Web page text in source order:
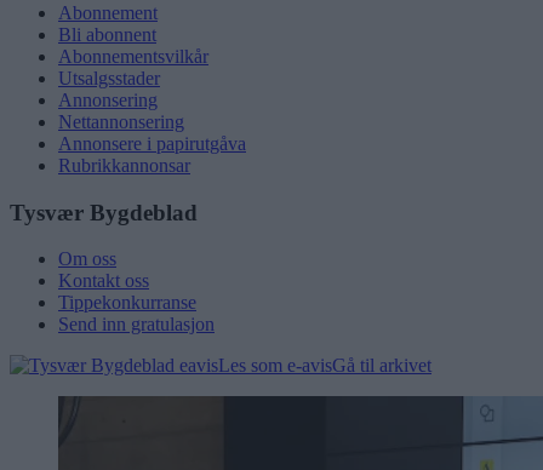
Abonnement
Bli abonnent
Abonnementsvilkår
Utsalgsstader
Annonsering
Nettannonsering
Annonsere i papirutgåva
Rubrikkannonsar
Tysvær Bygdeblad
Om oss
Kontakt oss
Tippekonkurranse
Send inn gratulasjon
Les som e-avisGå til arkivet